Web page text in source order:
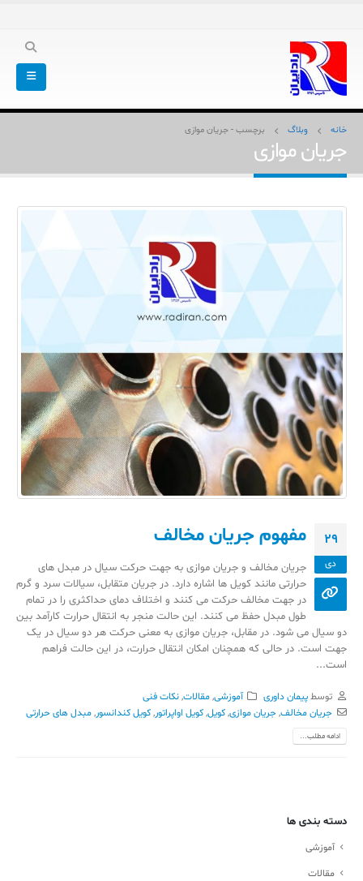
خانه وبلاگ برچسب - جریان موازی
جریان موازی
29
دی
مفهوم جریان مخالف
جریان مخالف و جریان موازی به جهت حرکت سیال در مبدل های
حرارتی مانند کویل ها اشاره دارد. در جریان متقابل، سیالات سرد و گرم
در جهت مخالف حرکت می کنند و اختلاف دمای حداکثری را در تمام
طول مبدل حفظ می کنند. این حالت منجر به انتقال حرارت کارآمد بین
دو سیال می شود. در مقابل، جریان موازی به معنی حرکت هر دو سیال در یک
جهت است. در حالی که همچنان امکان انتقال حرارت، در این حالت فراهم
است...
توسطپیمان داوری آموزشی,مقالات,نکات فنی
جریان مخالف,جریان موازی,کویل,کویل اواپراتور,کویل کندانسور,مبدل های حرارتی
ادامه مطلب...
دسته بندی ها
آموزشی
مقالات